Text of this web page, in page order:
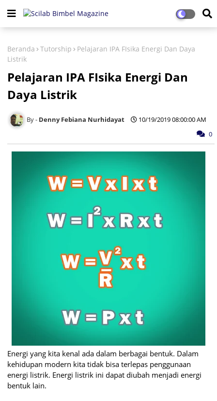
Beranda Tutorship
Pelajaran IPA FIsika Energi Dan Daya
Listrik
Pelajaran IPA FIsika Energi Dan
Daya Listrik
Denny Febiana Nurhidayat
10/19/2019 08:00:00 AM
0
Energi yang kita kenal ada dalam berbagai bentuk. Dalam
kehidupan modern kita tidak bisa terlepas penggunaan
energi listrik. Energi listrik ini dapat diubah menjadi energi
bentuk lain.